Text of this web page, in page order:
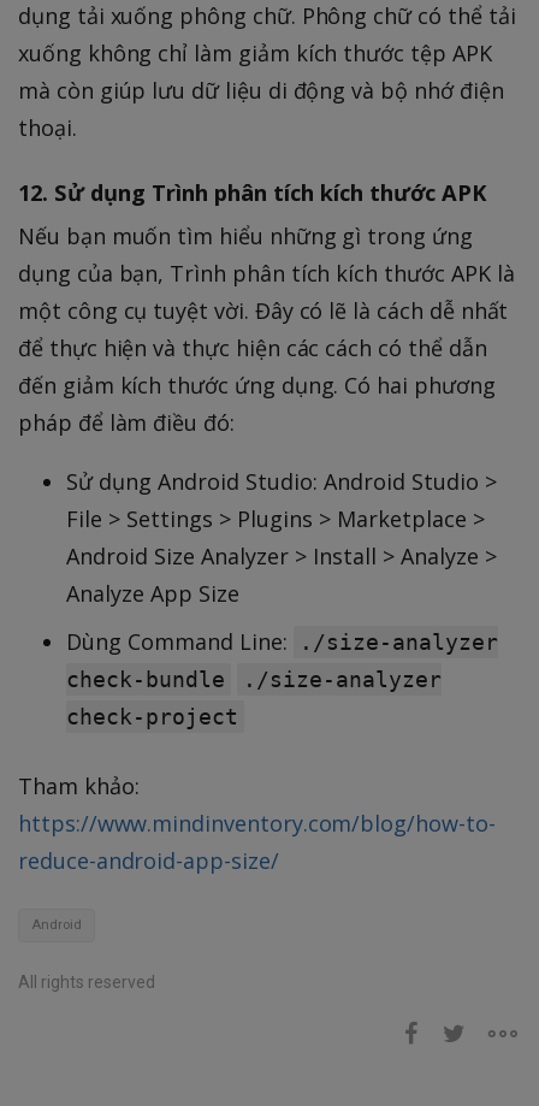
dụng tải xuống phông chữ. Phông chữ có thể tải
xuống không chỉ làm giảm kích thước tệp APK
mà còn giúp lưu dữ liệu di động và bộ nhớ điện
thoại.
12. Sử dụng Trình phân tích kích thước APK
Nếu bạn muốn tìm hiểu những gì trong ứng
dụng của bạn, Trình phân tích kích thước APK là
một công cụ tuyệt vời. Đây có lẽ là cách dễ nhất
để thực hiện và thực hiện các cách có thể dẫn
đến giảm kích thước ứng dụng. Có hai phương
pháp để làm điều đó:
Sử dụng Android Studio: Android Studio >
File > Settings > Plugins > Marketplace >
Android Size Analyzer > Install > Analyze >
Analyze App Size
Dùng Command Line:
./size-analyzer
check-bundle
./size-analyzer
check-project
Tham khảo:
https://www.mindinventory.com/blog/how-to-
reduce-android-app-size/
Android
All rights reserved